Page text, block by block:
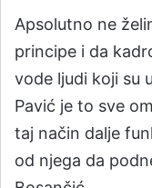
Apsolutno ne
principe i da
vode ljudi koji su
Pavić je to sve
taj način dalje
od njega da